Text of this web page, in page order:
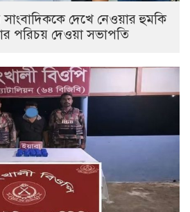
সাংবাদিককে দেখে নেওয়ার হুমকি
পরিচয় দেওয়া সভাপতি